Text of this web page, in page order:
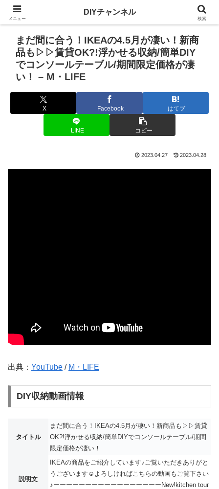
まだ間に合う！IKEAの4.5月が凄い！新商
品も▷▷賃貸OK?!浮かせる収納/簡単DIY
でコンソールテーブル/期間限定価格が凄
い！ – M・LIFE
X Facebook はてブ
LINE コピー
2023.04.27 2023.04.28
出典： YouTube / M・LIFE
DIY収納動画情報
タイトル
まだ間に合う！IKEAの4.5月が凄い！新商品も▷▷賃貸
OK?!浮かせる収納/簡単DIYでコンソールテーブル/期間
限定価格が凄い！
説明文
IKEAの商品をご紹介しています♪ご覧いただきありがと
うございます☺︎よろしければこちらの動画もご覧下さい
♪ーーーーーーーーーーーーーーーーーNew!kitchen tour
メニュー
DIYチャンネル
検索